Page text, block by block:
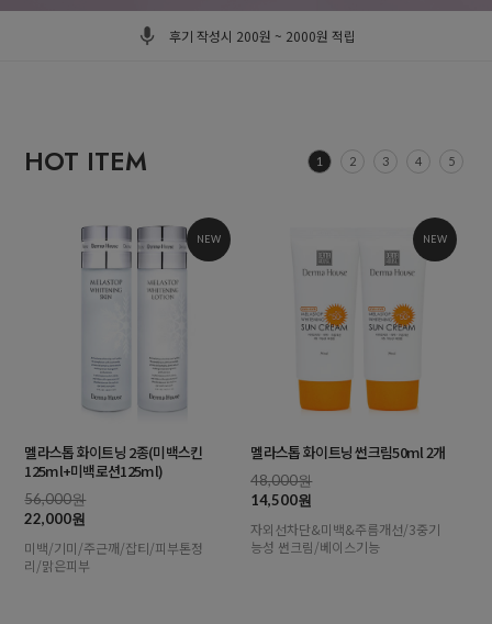
후기 작성시 200원 ~ 2000원 적립
HOT ITEM 1 2 3 4 5
NEW
멜라스톱 화이트닝 2종(미백스킨
125ml+미백로션125ml)
56,000원
22,000원
미백/기미/주근깨/잡티/피부톤정
리/맑은피부
NEW
멜라스톱 화이트닝 썬크림50ml 2개
48,000원
14,500원
자외선차단&미백&주름개선/3중기
능성 썬크림/베이스기능